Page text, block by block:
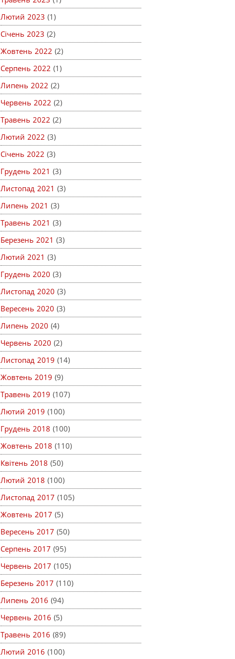
Лютий 2023 (1)
Січень 2023 (2)
Жовтень 2022 (2)
Серпень 2022 (1)
Липень 2022 (2)
Червень 2022 (2)
Травень 2022 (2)
Лютий 2022 (3)
Січень 2022 (3)
Грудень 2021 (3)
Листопад 2021 (3)
Липень 2021 (3)
Травень 2021 (3)
Березень 2021 (3)
Лютий 2021 (3)
Грудень 2020 (3)
Листопад 2020 (3)
Вересень 2020 (3)
Липень 2020 (4)
Червень 2020 (2)
Листопад 2019 (14)
Жовтень 2019 (9)
Травень 2019 (107)
Лютий 2019 (100)
Грудень 2018 (100)
Жовтень 2018 (110)
Квітень 2018 (50)
Лютий 2018 (100)
Листопад 2017 (105)
Жовтень 2017 (5)
Вересень 2017 (50)
Серпень 2017 (95)
Червень 2017 (105)
Березень 2017 (110)
Липень 2016 (94)
Червень 2016 (5)
Травень 2016 (89)
Лютий 2016 (100)